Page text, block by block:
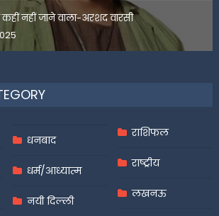
कहीं नहीं जाने वाला-अरशद वारसी
धनबाद
धर्म/आध्यात्म
नयी दिल्ली
राशिफल
राष्ट्रीय
लखनऊ